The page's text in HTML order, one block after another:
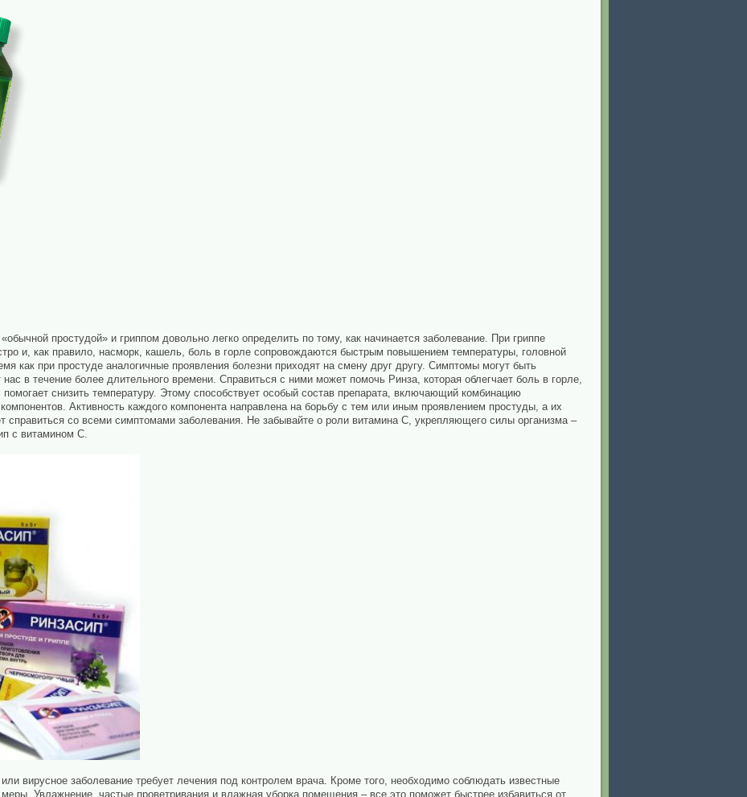
простудой» и гриппом довольно легко определить по тому, как начинается заболевание. При гриппе
и, как правило, насморк, кашель, боль в горле сопровождаются быстрым повышением температуры, головной
как при простуде аналогичные проявления болезни приходят на смену друг другу. Симптомы могут быть
в течение более длительного времени. Справиться с ними может помочь Ринза, которая облегчает боль в горле,
снизить температуру. Этому способствует особый состав препарата, включающий комбинацию
Активность каждого компонента направлена на борьбу с тем или иным проявлением простуды, а их
справиться со всеми симптомами заболевания. Не забывайте о роли витамина С, укрепляющего силы организма –
с витамином С.
вирусное заболевание требует лечения под контролем врача. Кроме того, необходимо соблюдать известные
меры. Увлажнение, частые проветривания и влажная уборка помещения – все это поможет быстрее избавиться от